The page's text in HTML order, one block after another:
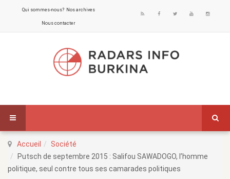
Qui sommes-nous? Nos archives
Nous contacter
Accueil
Société
Putsch de septembre 2015 : Salifou SAWADOGO, l’homme
politique, seul contre tous ses camarades politiques